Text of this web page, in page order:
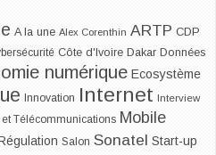
A la une Alex Corenthin ARTP CDP
Côte d'Ivoire Dakar Données
numérique Ecosystème
Innovation Internet Interview
et Télécommunications Mobile
Régulation Salon Sonatel Start-up